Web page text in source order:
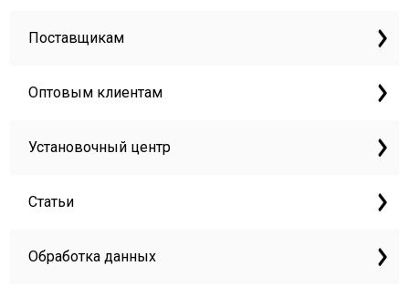
Поставщикам
Оптовым клиентам
Установочный центр
Статьи
Обработка данных